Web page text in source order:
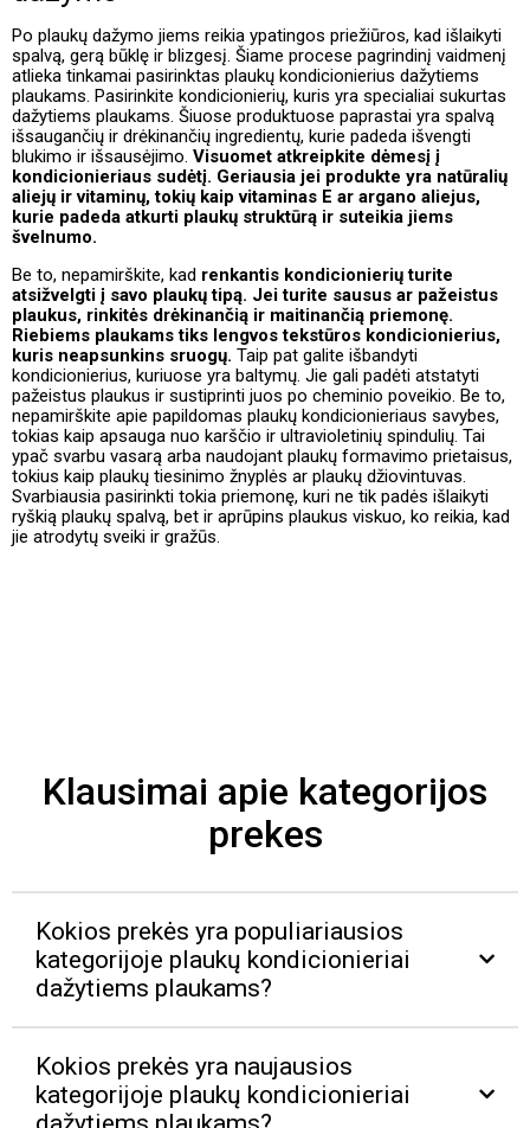
Po plaukų dažymo jiems reikia ypatingos priežiūros, kad išlaikyti
spalvą, gerą būklę ir blizgesį. Šiame procese pagrindinį vaidmenį
atlieka tinkamai pasirinktas plaukų kondicionierius dažytiems
plaukams. Pasirinkite kondicionierių, kuris yra specialiai sukurtas
dažytiems plaukams. Šiuose produktuose paprastai yra spalvą
išsaugančių ir drėkinančių ingredientų, kurie padeda išvengti
blukimo ir išsausėjimo. Visuomet atkreipkite dėmesį į
kondicionieriaus sudėtį. Geriausia jei produkte yra natūralių
aliejų ir vitaminų, tokių kaip vitaminas E ar argano aliejus,
kurie padeda atkurti plaukų struktūrą ir suteikia jiems
švelnumo.
Be to, nepamirškite, kad renkantis kondicionierių turite
atsižvelgti į savo plaukų tipą. Jei turite sausus ar pažeistus
plaukus, rinkitės drėkinančią ir maitinančią priemonę.
Riebiems plaukams tiks lengvos tekstūros kondicionierius,
kuris neapsunkins sruogų. Taip pat galite išbandyti
kondicionierius, kuriuose yra baltymų. Jie gali padėti atstatyti
pažeistus plaukus ir sustiprinti juos po cheminio poveikio. Be to,
nepamirškite apie papildomas plaukų kondicionieriaus savybes,
tokias kaip apsauga nuo karščio ir ultravioletinių spindulių. Tai
ypač svarbu vasarą arba naudojant plaukų formavimo prietaisus,
tokius kaip plaukų tiesinimo žnyplės ar plaukų džiovintuvas.
Svarbiausia pasirinkti tokia priemonę, kuri ne tik padės išlaikyti
ryškią plaukų spalvą, bet ir aprūpins plaukus viskuo, ko reikia, kad
jie atrodytų sveiki ir gražūs.
Klausimai apie kategorijos
prekes
Kokios prekės yra populiariausios
kategorijoje plaukų kondicionieriai
dažytiems plaukams?
Kokios prekės yra naujausios
kategorijoje plaukų kondicionieriai